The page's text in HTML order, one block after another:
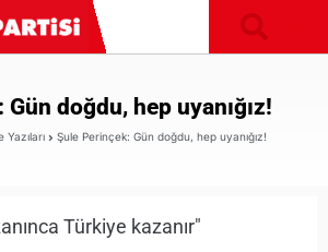
doğdu, hep uyanığız!
Yazıları Şule Perinçek: Gün doğdu, hep uyanığız!
Türkiye kazanır"